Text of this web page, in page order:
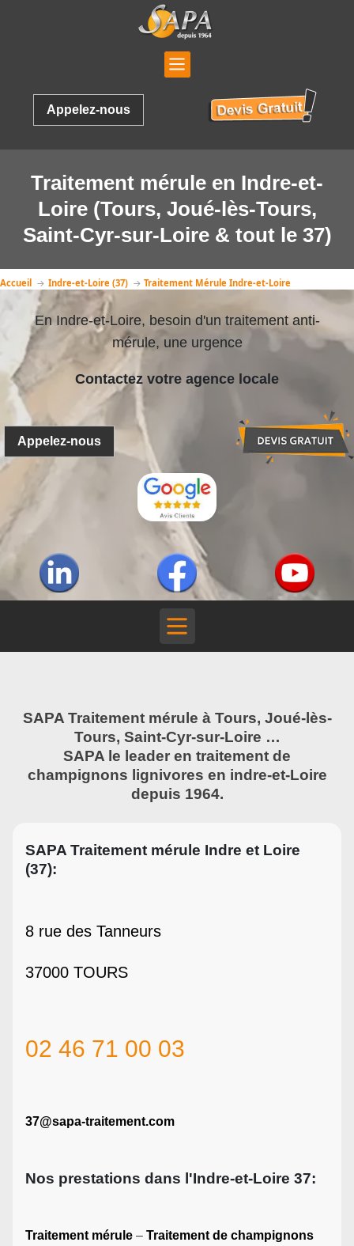
Appelez-nous
Traitement mérule en Indre-et-
Loire (Tours, Joué-lès-Tours,
Saint-Cyr-sur-Loire & tout le 37)
Accueil Indre-et-Loire (37) Traitement Mérule Indre-et-Loire
En Indre-et-Loire, besoin d'un traitement anti-
mérule, une urgence
Contactez votre agence locale
Appelez-nous
SAPA Traitement mérule à Tours, Joué-lès-
Tours, Saint-Cyr-sur-Loire …
SAPA le leader en traitement de
champignons lignivores en indre-et-Loire
depuis 1964.
SAPA Traitement mérule Indre et Loire
(37):
8 rue des Tanneurs
37000 TOURS
02 46 71 00 03
37@sapa-traitement.com
Nos prestations dans l'Indre-et-Loire 37:
Traitement mérule – Traitement de champignons